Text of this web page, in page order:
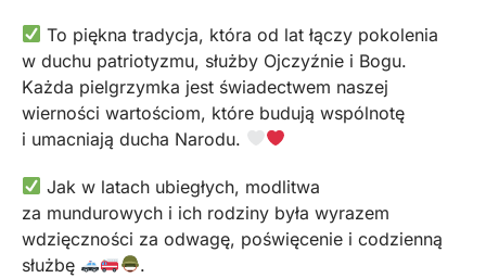
To piękna tradycja, która od lat łączy pokolenia
w duchu patriotyzmu, służby Ojczyźnie i Bogu.
Każda pielgrzymka jest świadectwem naszej
wierności wartościom, które budują wspólnotę
i umacniają ducha Narodu.
Jak w latach ubiegłych, modlitwa
za mundurowych i ich rodziny była wyrazem
wdzięczności za odwagę, poświęcenie i codzienną
służbę
.